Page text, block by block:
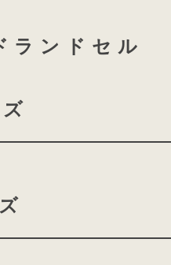
つむもの
ランドセル